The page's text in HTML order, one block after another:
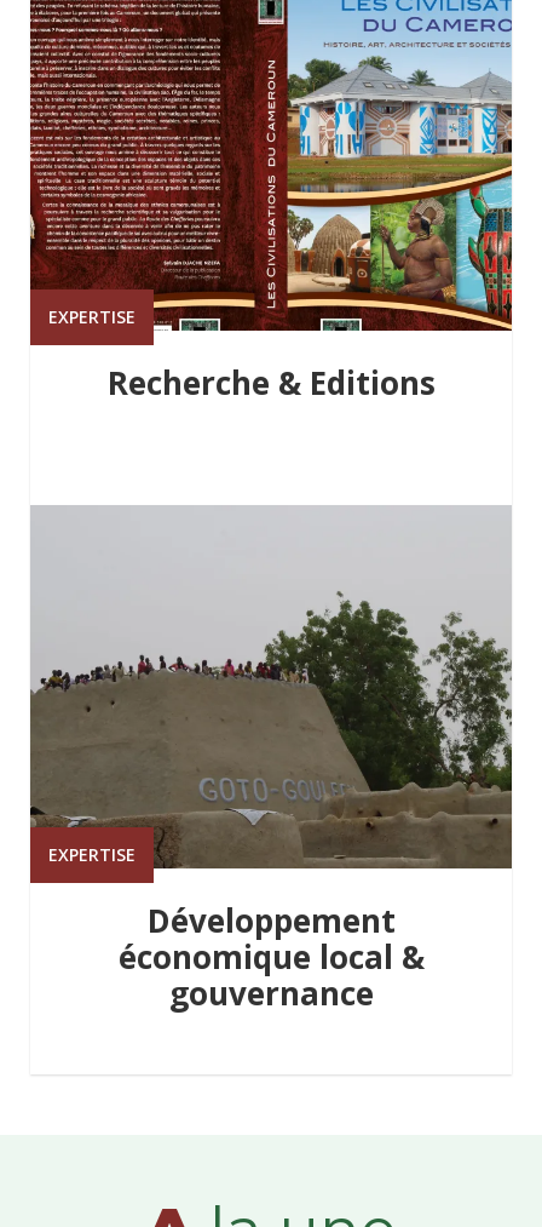
EXPERTISE
Recherche & Editions
EXPERTISE
Développement
économique local &
gouvernance